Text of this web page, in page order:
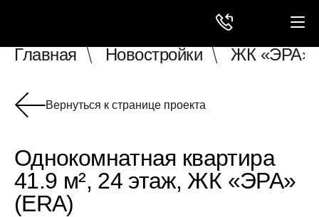
Главная Новостройки ЖК «ЭРА»
Вернуться к странице проекта
Однокомнатная квартира
41.9 м², 24 этаж, ЖК «ЭРА»
(ERA)